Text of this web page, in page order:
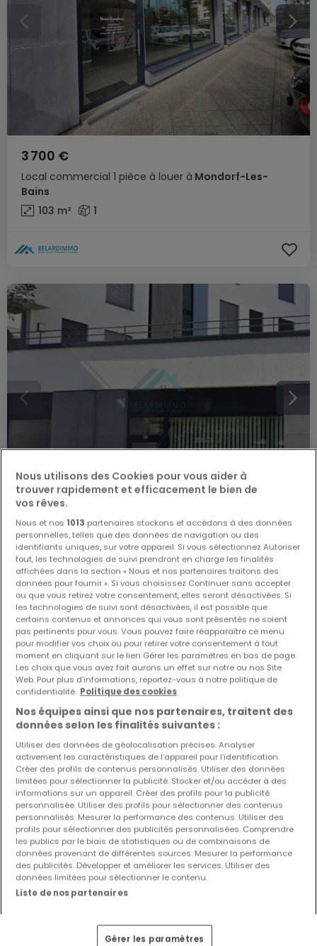
Local commercial 1 pièce à louer à Mondorf-Les-
Bains
3 700 €
103 m² 1
Local commercial 1 pièce à louer àMondorf-Les-
Bains
2 800 €
75 m² 1
Local commercial 2 pièces à louer àMondorf-Les-
Nous utilisons des Cookies pour vous aider à
trouver rapidement et efficacement le bien de
vos rêves.
Nous et nos 1013 partenaires stockons et accédons à des données
personnelles, telles que des données de navigation ou des
identifiants uniques, sur votre appareil. Si vous sélectionnez Autoriser
tout, les technologies de suivi prendront en charge les finalités
affichées dans la section « Nous et nos partenaires traitons des
données pour fournir ». Si vous choisissez Continuer sans accepter
ou que vous retirez votre consentement, elles seront désactivées. Si
les technologies de suivi sont désactivées, il est possible que
certains contenus et annonces qui vous sont présentés ne soient
pas pertinents pour vous. Vous pouvez faire réapparaître ce menu
pour modifier vos choix ou pour retirer votre consentement à tout
moment en cliquant sur le lien Gérer les paramètres en bas de page.
Les choix que vous avez fait aurons un effet sur notre ou nos Site
Web. Pour plus d’informations, reportez-vous à notre politique de
confidentialité. Politique des cookies
Nos équipes ainsi que nos partenaires, traitent des
données selon les finalités suivantes :
Utiliser des données de géolocalisation précises. Analyser
activement les caractéristiques de l’appareil pour l’identification.
Créer des profils de contenus personnalisés. Utiliser des données
limitées pour sélectionner la publicité. Stocker et/ou accéder à des
informations sur un appareil. Créer des profils pour la publicité
personnalisée. Utiliser des profils pour sélectionner des contenus
personnalisés. Mesurer la performance des contenus. Utiliser des
profils pour sélectionner des publicités personnalisées. Comprendre
les publics par le biais de statistiques ou de combinaisons de
données provenant de différentes sources. Mesurer la performance
des publicités. Développer et améliorer les services. Utiliser des
données limitées pour sélectionner le contenu.
Liste de nos partenaires
Gérer les paramètres